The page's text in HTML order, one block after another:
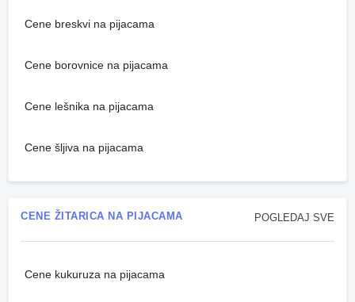
Cene breskvi na pijacama
Cene borovnice na pijacama
Cene lešnika na pijacama
Cene šljiva na pijacama
POGLEDAJ SVE
CENE ŽITARICA NA PIJACAMA
Cene kukuruza na pijacama